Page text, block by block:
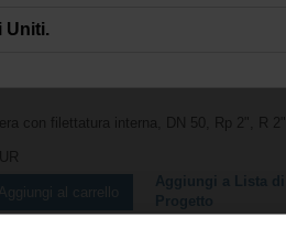
con filettatura interna, DN 50, Rp 2", R 2"
Uniti.